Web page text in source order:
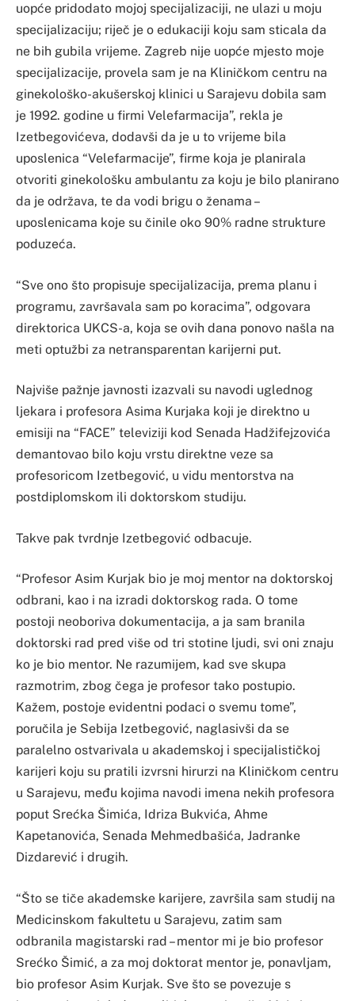
uopće pridodato mojoj specijalizaciji, ne ulazi u moju
specijalizaciju; riječ je o edukaciji koju sam sticala da
ne bih gubila vrijeme. Zagreb nije uopće mjesto moje
specijalizacije, provela sam je na Kliničkom centru na
ginekološko-akušerskoj klinici u Sarajevu dobila sam
je 1992. godine u firmi Velefarmacija”, rekla je
Izetbegovićeva, dodavši da je u to vrijeme bila
uposlenica “Velefarmacije”, firme koja je planirala
otvoriti ginekološku ambulantu za koju je bilo planirano
da je održava, te da vodi brigu o ženama –
uposlenicama koje su činile oko 90% radne strukture
poduzeća.
“Sve ono što propisuje specijalizacija, prema planu i
programu, završavala sam po koracima”, odgovara
direktorica UKCS-a, koja se ovih dana ponovo našla na
meti optužbi za netransparentan karijerni put.
Najviše pažnje javnosti izazvali su navodi uglednog
ljekara i profesora Asima Kurjaka koji je direktno u
emisiji na “FACE” televiziji kod Senada Hadžifejzovića
demantovao bilo koju vrstu direktne veze sa
profesoricom Izetbegović, u vidu mentorstva na
postdiplomskom ili doktorskom studiju.
Takve pak tvrdnje Izetbegović odbacuje.
“Profesor Asim Kurjak bio je moj mentor na doktorskoj
odbrani, kao i na izradi doktorskog rada. O tome
postoji neoboriva dokumentacija, a ja sam branila
doktorski rad pred više od tri stotine ljudi, svi oni znaju
ko je bio mentor. Ne razumijem, kad sve skupa
razmotrim, zbog čega je profesor tako postupio.
Kažem, postoje evidentni podaci o svemu tome”,
poručila je Sebija Izetbegović, naglasivši da se
paralelno ostvarivala u akademskoj i specijalističkoj
karijeri koju su pratili izvrsni hirurzi na Kliničkom centru
u Sarajevu, među kojima navodi imena nekih profesora
poput Srećka Šimića, Idriza Bukvića, Ahme
Kapetanovića, Senada Mehmedbašića, Jadranke
Dizdarević i drugih.
“Što se tiče akademske karijere, završila sam studij na
Medicinskom fakultetu u Sarajevu, zatim sam
odbranila magistarski rad – mentor mi je bio profesor
Srećko Šimić, a za moj doktorat mentor je, ponavljam,
bio profesor Asim Kurjak. Sve što se povezuje s